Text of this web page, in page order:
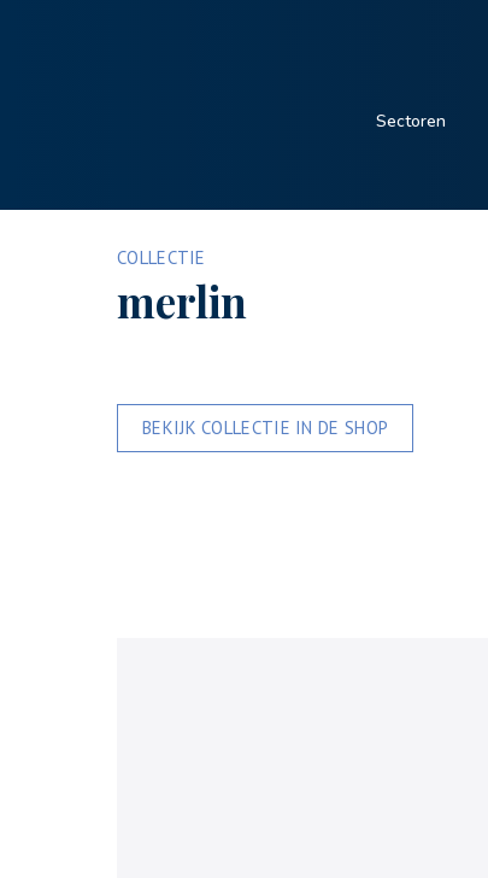
Sectoren
COLLECTIE
merlin
BEKIJK COLLECTIE IN DE SHOP